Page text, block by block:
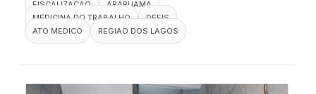
FISCALIZACAO
ARARUAMA
MEDICINA DO TRABALHO
DEFIS
ATO MEDICO
REGIAO DOS LAGOS